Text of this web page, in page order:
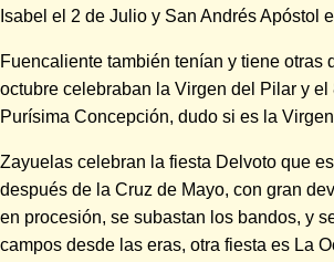
Isabel el 2 de Julio y San Andrés Apóstol
Fuencaliente también tenían y tiene otras
octubre celebraban la Virgen del Pilar y el
Purísima Concepción, dudo si es la
Zayuelas celebran la fiesta Delvoto que
después de la Cruz de Mayo, con gran
en procesión, se subastan los bandos, y
campos desde las eras, otra fiesta es La